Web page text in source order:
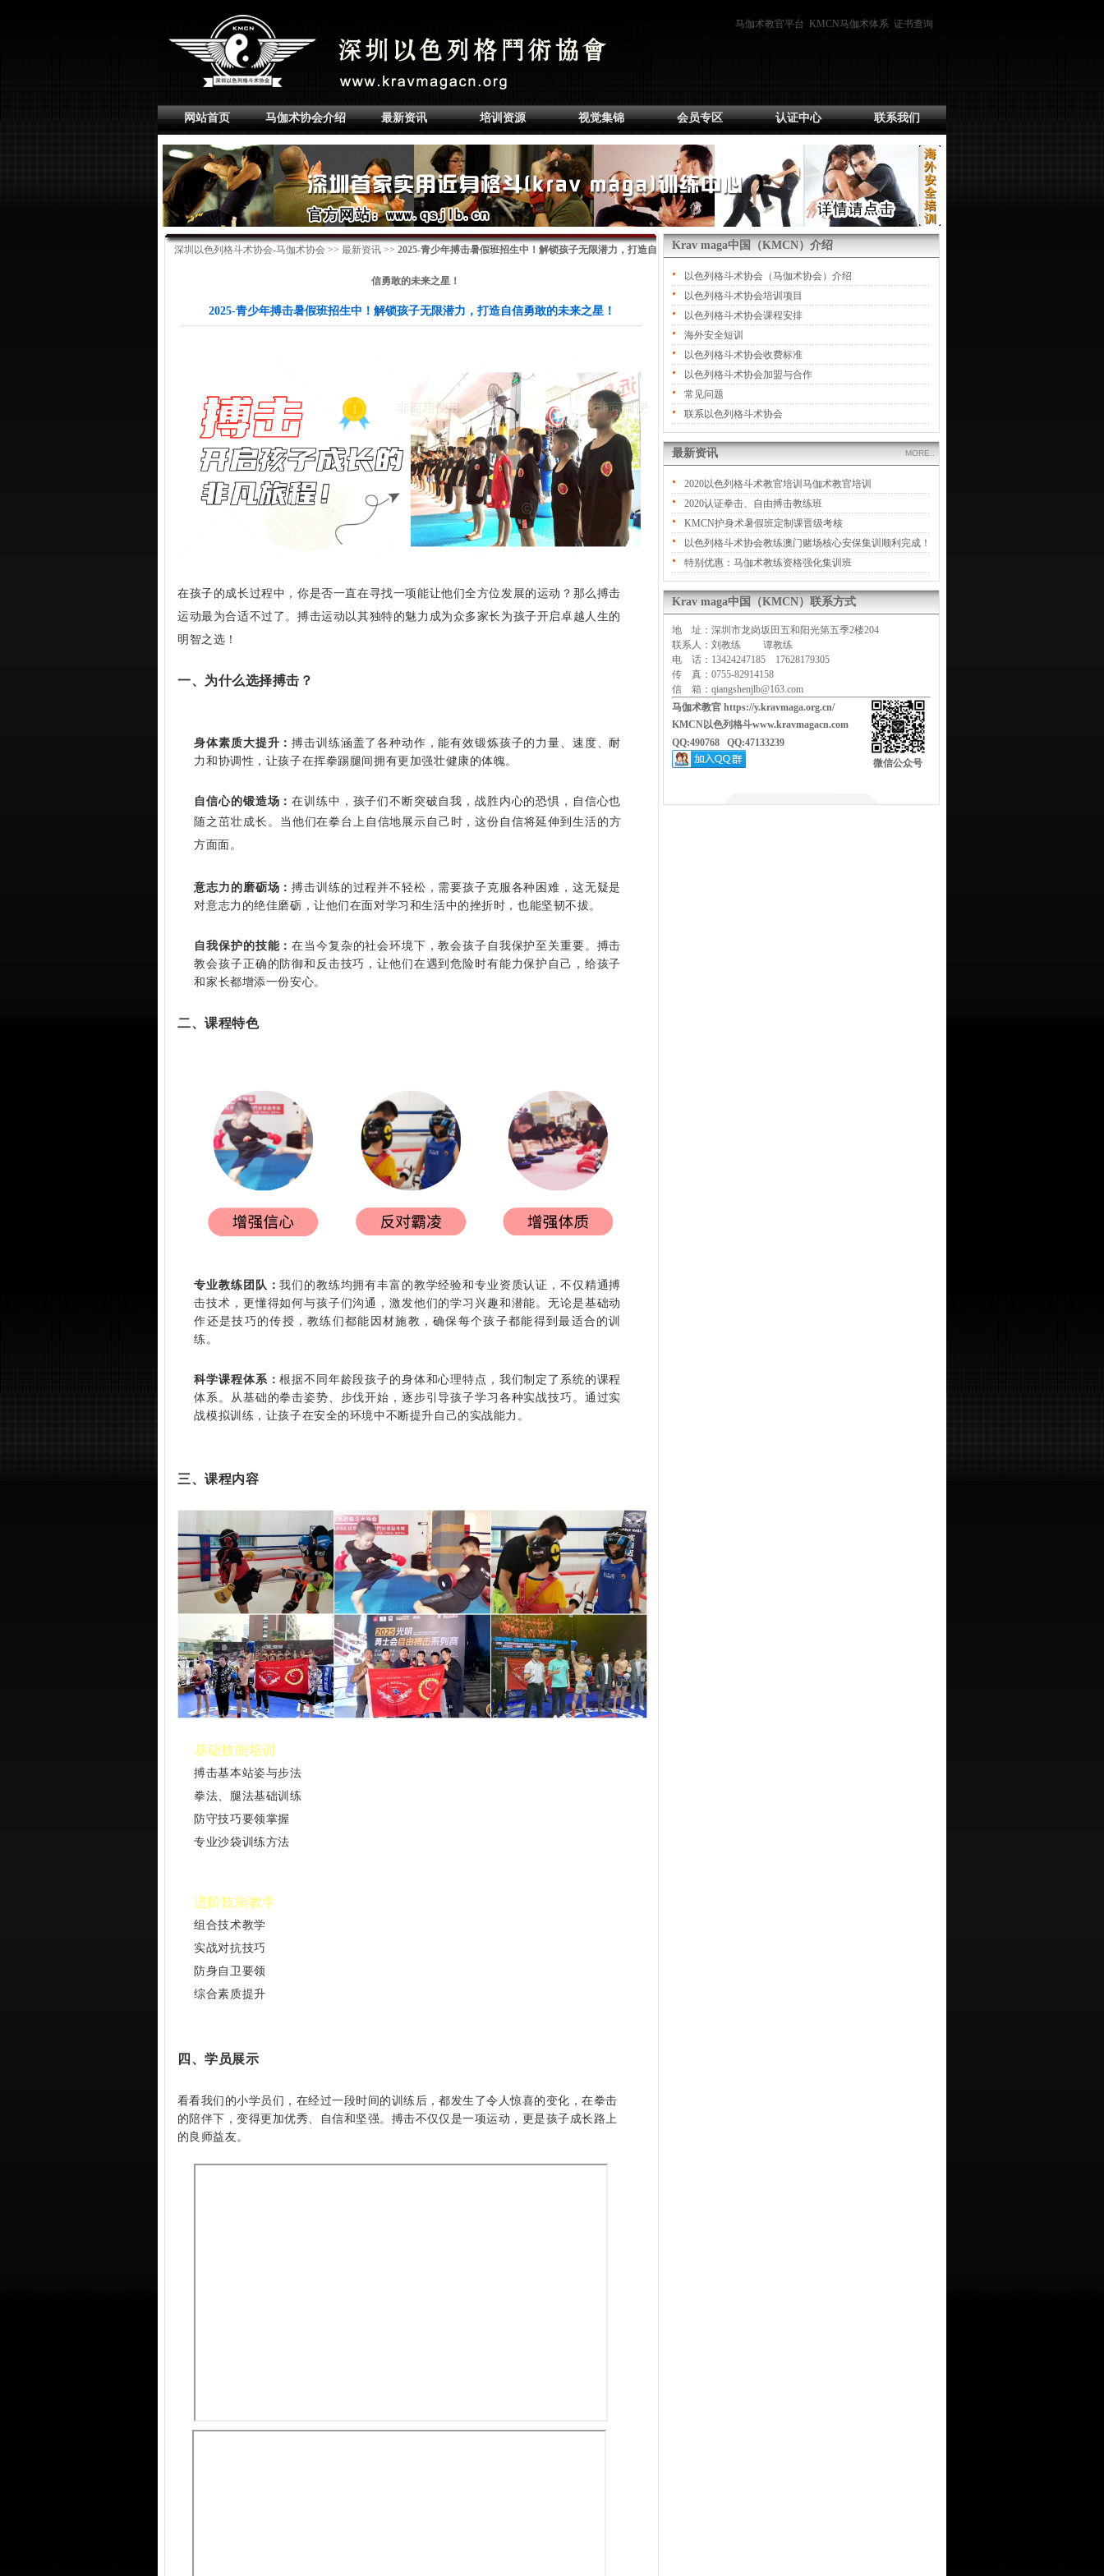
马伽术教官平台 KMCN马伽术体系 证书查询
网站首页 马伽术协会介绍 最新资讯 培训资源 视觉集锦 会员专区 认证中心 联系我们
深圳以色列格斗术协会-马伽术协会 >> 最新资讯 >> 2025-青少年搏击暑假班招生中！解锁孩子无限潜力，打造自
信勇敢的未来之星！
2025-青少年搏击暑假班招生中！解锁孩子无限潜力，打造自信勇敢的未来之星！
在孩子的成长过程中，你是否一直在寻找一项能让他们全方位发展的运动？那么搏击
运动最为合适不过了。搏击运动以其独特的魅力成为众多家长为孩子开启卓越人生的
明智之选！
一、为什么选择搏击？
身体素质大提升：搏击训练涵盖了各种动作，能有效锻炼孩子的力量、速度、耐
力和协调性，让孩子在挥拳踢腿间拥有更加强壮健康的体魄。
自信心的锻造场：在训练中，孩子们不断突破自我，战胜内心的恐惧，自信心也
随之茁壮成长。当他们在拳台上自信地展示自己时，这份自信将延伸到生活的方
方面面。
意志力的磨砺场：搏击训练的过程并不轻松，需要孩子克服各种困难，这无疑是
对意志力的绝佳磨砺，让他们在面对学习和生活中的挫折时，也能坚韧不拔。
自我保护的技能：在当今复杂的社会环境下，教会孩子自我保护至关重要。搏击
教会孩子正确的防御和反击技巧，让他们在遇到危险时有能力保护自己，给孩子
和家长都增添一份安心。
二、课程特色
专业教练团队：我们的教练均拥有丰富的教学经验和专业资质认证，不仅精通搏
击技术，更懂得如何与孩子们沟通，激发他们的学习兴趣和潜能。无论是基础动
作还是技巧的传授，教练们都能因材施教，确保每个孩子都能得到最适合的训
练。
科学课程体系：根据不同年龄段孩子的身体和心理特点，我们制定了系统的课程
体系。从基础的拳击姿势、步伐开始，逐步引导孩子学习各种实战技巧。通过实
战模拟训练，让孩子在安全的环境中不断提升自己的实战能力。
三、课程内容
基础技能培训
搏击基本站姿与步法
拳法、腿法基础训练
防守技巧要领掌握
专业沙袋训练方法
进阶技能教学
组合技术教学
实战对抗技巧
防身自卫要领
综合素质提升
四、学员展示
看看我们的小学员们，在经过一段时间的训练后，都发生了令人惊喜的变化，在拳击
的陪伴下，变得更加优秀、自信和坚强。 搏击不仅仅是一项运动，更是孩子成长路上
的良师益友。
Krav maga中国（KMCN）介绍
以色列格斗术协会（马伽术协会）介绍
以色列格斗术协会培训项目
以色列格斗术协会课程安排
海外安全短训
以色列格斗术协会收费标准
以色列格斗术协会加盟与合作
常见问题
联系以色列格斗术协会
最新资讯 MORE..
2020以色列格斗术教官培训马伽术教官培训
2020认证拳击、自由搏击教练班
KMCN护身术暑假班定制课晋级考核
以色列格斗术协会教练澳门赌场核心安保集训顺利完成！
特别优惠：马伽术教练资格强化集训班
Krav maga中国（KMCN）联系方式
地 址：深圳市龙岗坂田五和阳光第五季2楼204
联系人：刘教练 谭教练
电 话：13424247185 17628179305
传 真：0755-82914158
信 箱：qiangshenjlb@163.com
马伽术教官 https://y.kravmaga.org.cn/
KMCN以色列格斗www.kravmagacn.com
QQ:490768 QQ:47133239
微信公众号